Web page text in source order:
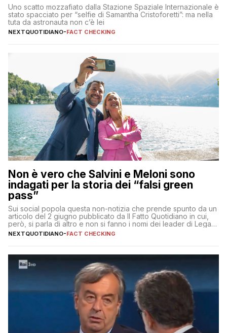
Uno scatto mozzafiato dalla Stazione Spaziale Internazionale è
stato spacciato per “selfie di Samantha Cristoforetti”: ma nella
tuta da astronauta non c’è lei
NEXTQUOTIDIANO-FACT CHECKING
Non è vero che Salvini e Meloni sono
indagati per la storia dei “falsi green
pass”
Sui social popola questa non-notizia che prende spunto da un
articolo del 2 giugno pubblicato da Il Fatto Quotidiano in cui,
però, si parla di altro e non si fanno i nomi dei leader di Lega e
Fratelli d’Italia
NEXTQUOTIDIANO-FACT CHECKING